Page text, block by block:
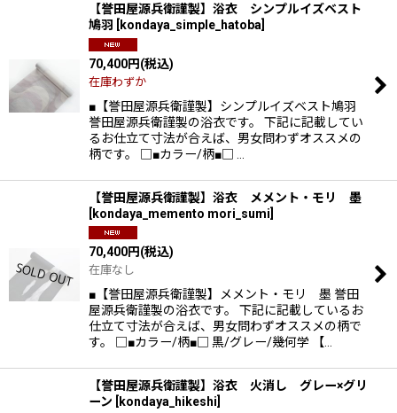
【誉田屋源兵衛謹製】浴衣 シンプルイズベスト
鳩羽
kondaya_simple_hatoba
70,400円(税込)
在庫わずか
■【誉田屋源兵衛謹製】シンプルイズベスト鳩羽
誉田屋源兵衛謹製の浴衣です。 下記に記載してい
るお仕立て寸法が合えば、男女問わずオススメの
柄です。 □■カラー/柄■□ …
【誉田屋源兵衛謹製】浴衣 メメント・モリ 墨
kondaya_memento mori_sumi
70,400円(税込)
在庫なし
■【誉田屋源兵衛謹製】メメント・モリ 墨 誉田
屋源兵衛謹製の浴衣です。 下記に記載しているお
仕立て寸法が合えば、男女問わずオススメの柄で
す。 □■カラー/柄■□ 黒/グレー/幾何学 【…
【誉田屋源兵衛謹製】浴衣 火消し グレー×グリ
ーン
kondaya_hikeshi